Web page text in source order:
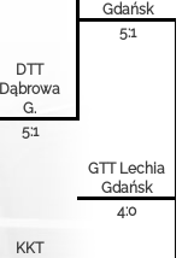
Gdańsk
5:1
DTT
Dąbrowa
G.
5:1
GTT Lechia
Gdańsk
4:0
KKT